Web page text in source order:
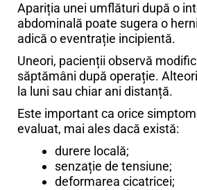
Apariția unei umflături după o
abdominală poate sugera o
adică o eventrație incipientă.
Uneori, pacienții observă
săptămâni după operație.
la luni sau chiar ani distanță.
Este important ca orice
evaluat, mai ales dacă există:
durere locală;
senzație de tensiune;
deformarea cicatricei;